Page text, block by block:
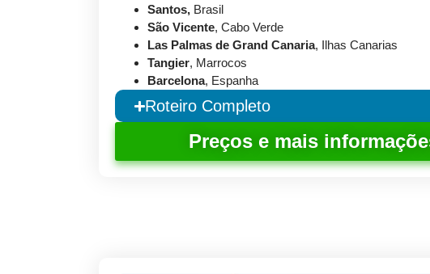
Santos, Brasil
São Vicente, Cabo Verde
Las Palmas de Grand Canaria, Ilhas Canarias
Tangier, Marrocos
Barcelona, Espanha
Roteiro Completo
Preços e mais